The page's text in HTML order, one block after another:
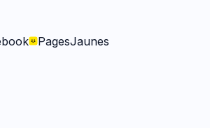
PagesJaunes